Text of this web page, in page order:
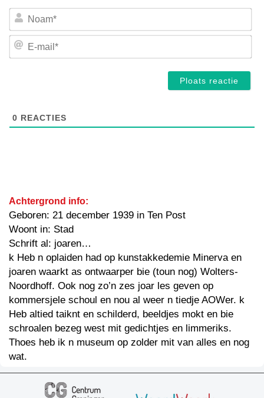
E-
0 REACTIES
Achtergrond info:
Geboren: 21 december 1939 in Ten Post
Woont in: Stad
Schrift al: joaren…
k Heb n oplaiden had op kunstakkedemie Minerva en
joaren waarkt as ontwaarper bie (toun nog) Wolters-
Noordhoff. Ook nog zo’n zes joar les geven op
kommersjele schoul en nou al weer n tiedje AOWer. k
Heb altied taiknt en schilderd, beeldjes mokt en bie
schroalen bezeg west mit gedichtjes en limmeriks.
Thoes heb ik n museum op zolder mit van alles en nog
wat.